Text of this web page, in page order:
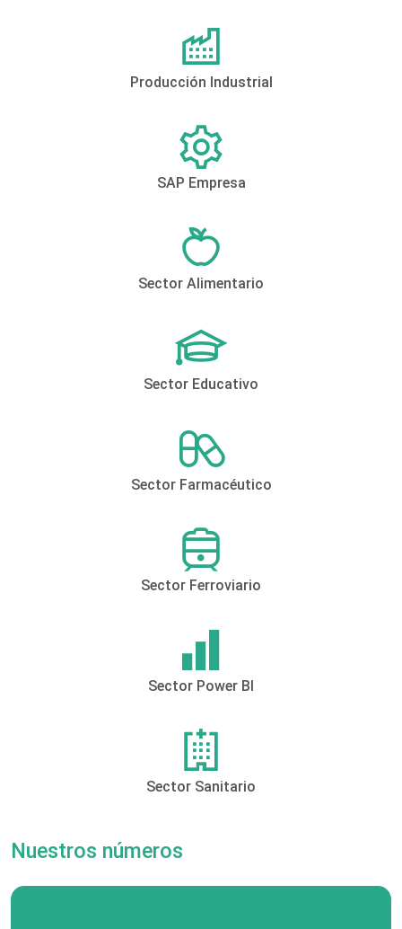
Producción Industrial
SAP Empresa
Sector Alimentario
Sector Educativo
Sector Farmacéutico
Sector Ferroviario
Sector Power BI
Sector Sanitario
Nuestros números